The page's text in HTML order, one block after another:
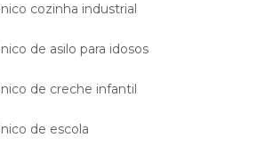
cozinha industrial
de asilo para idosos
de creche infantil
de escola